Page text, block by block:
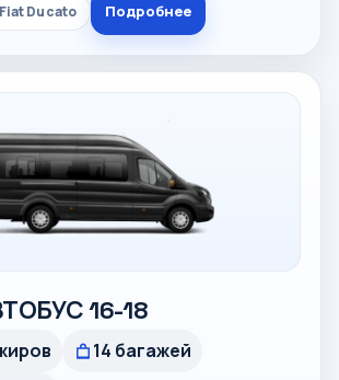
Ducato Подробнее
16-18
14 багажей